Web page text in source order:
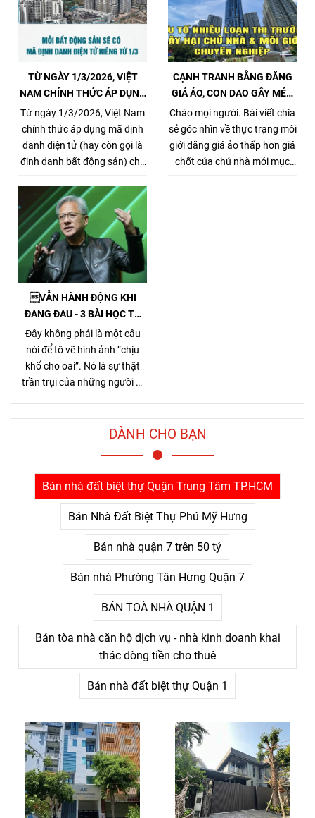
TỪ NGÀY 1/3/2026, VIỆT
NAM CHÍNH THỨC ÁP DỤNG
MÃ ĐỊNH DANH BẤT ĐỘNG
SẢN
Từ ngày 1/3/2026, Việt Nam
chính thức áp dụng mã định
danh điện tử (hay còn gọi là
định danh bất động sản) cho
theo Nghị định
357/2025/NĐ-CP (ban hành
ngày 31/12/2025, hiệu lực từ
1/3/2026) về xây dựng, quản
lý và sử dụng hệ thống thông
tin, cơ sở dữ liệu về nhà ở và
thị trường bất động sản.
CẠNH TRANH BẰNG ĐĂNG
GIÁ ẢO, CON DAO GÂY MÉO
MÓ THỊ TRƯỜNG, GÂY HẠI
CHỦ NHÀ VÀ NHÀ MÔI GIỚI
CHÂN CHÍNH
Chào mọi người. Bài viết chia
sẻ góc nhìn về thực trạng môi
giới đăng giá ảo thấp hơn giá
chốt của chủ nhà mới mục
VẪN HÀNH ĐỘNG KHI
ĐANG ĐAU - 3 BÀI HỌC TỪ
TỶ PHÚ JENSEN HUANG
Đây không phải là một câu
nói để tô vẽ hình ảnh “chịu
khổ cho oai”. Nó là sự thật
trần trụi của những người đi
người chỉ nhận ra sau khi đã
phải là khó khăn lớn, mà là
nỗi đau kéo dài không thấy
điểm kết.
DÀNH CHO BẠN
Bán nhà đất biệt thự Quận Trung Tâm TP.HCM
Bán Nhà Đất Biệt Thự Phú Mỹ Hưng
Bán nhà quận 7 trên 50 tỷ
Bán nhà Phường Tân Hưng Quận 7
BÁN TOÀ NHÀ QUẬN 1
Bán tòa nhà căn hộ dịch vụ - nhà kinh doanh khai
thác dòng tiền cho thuê
Bán nhà đất biệt thự Quận 1